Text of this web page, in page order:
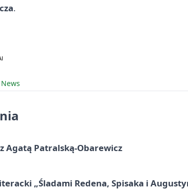
.
Agatą Patralską-Obarewicz
„Śladami Redena, Spisaka i